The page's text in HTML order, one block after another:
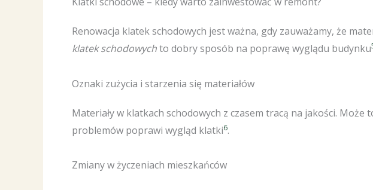
Renowacja klatek schodowych jest ważna, gdy zauważamy, że
klatek schodowychto dobry sposób na poprawę wyglądu budynku
Oznaki zużycia i starzenia się materiałów
Materiały w klatkach schodowych z czasem tracą na jakości.
problemów poprawi wygląd klatki6.
Zmiany w życzeniach mieszkańców